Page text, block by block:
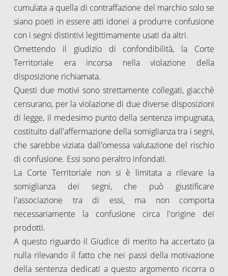
cumulata a quella di contraffazione del marchio solo se
siano poeti in essere atti idonei a produrre confusione
con i segni distintivi legittimamente usati da altri.
Omettendo il giudizio di confondibilità, la Corte
Territoriale era incorsa nella violazione della
disposizione richiamata.
Questi due motivi sono strettamente collegati, giacchè
censurano, per la violazione di due diverse disposizioni
di legge, il medesimo punto della sentenza impugnata,
costituito dall'affermazione della somiglianza tra i segni,
che sarebbe viziata dall'omessa valutazione del rischio
di confusione. Essi sono peraltro infondati.
La Corte Territoriale non si è limitata a rilevare la
somiglianza dei segni, che può giustificare
l'associazione tra di essi, ma non comporta
necessariamente la confusione circa l'origine dei
prodotti.
A questo riguardo il Giudice di merito ha accertato (a
nulla rilevando il fatto che nei passi della motivazione
della sentenza dedicati a questo argomento ricorra o